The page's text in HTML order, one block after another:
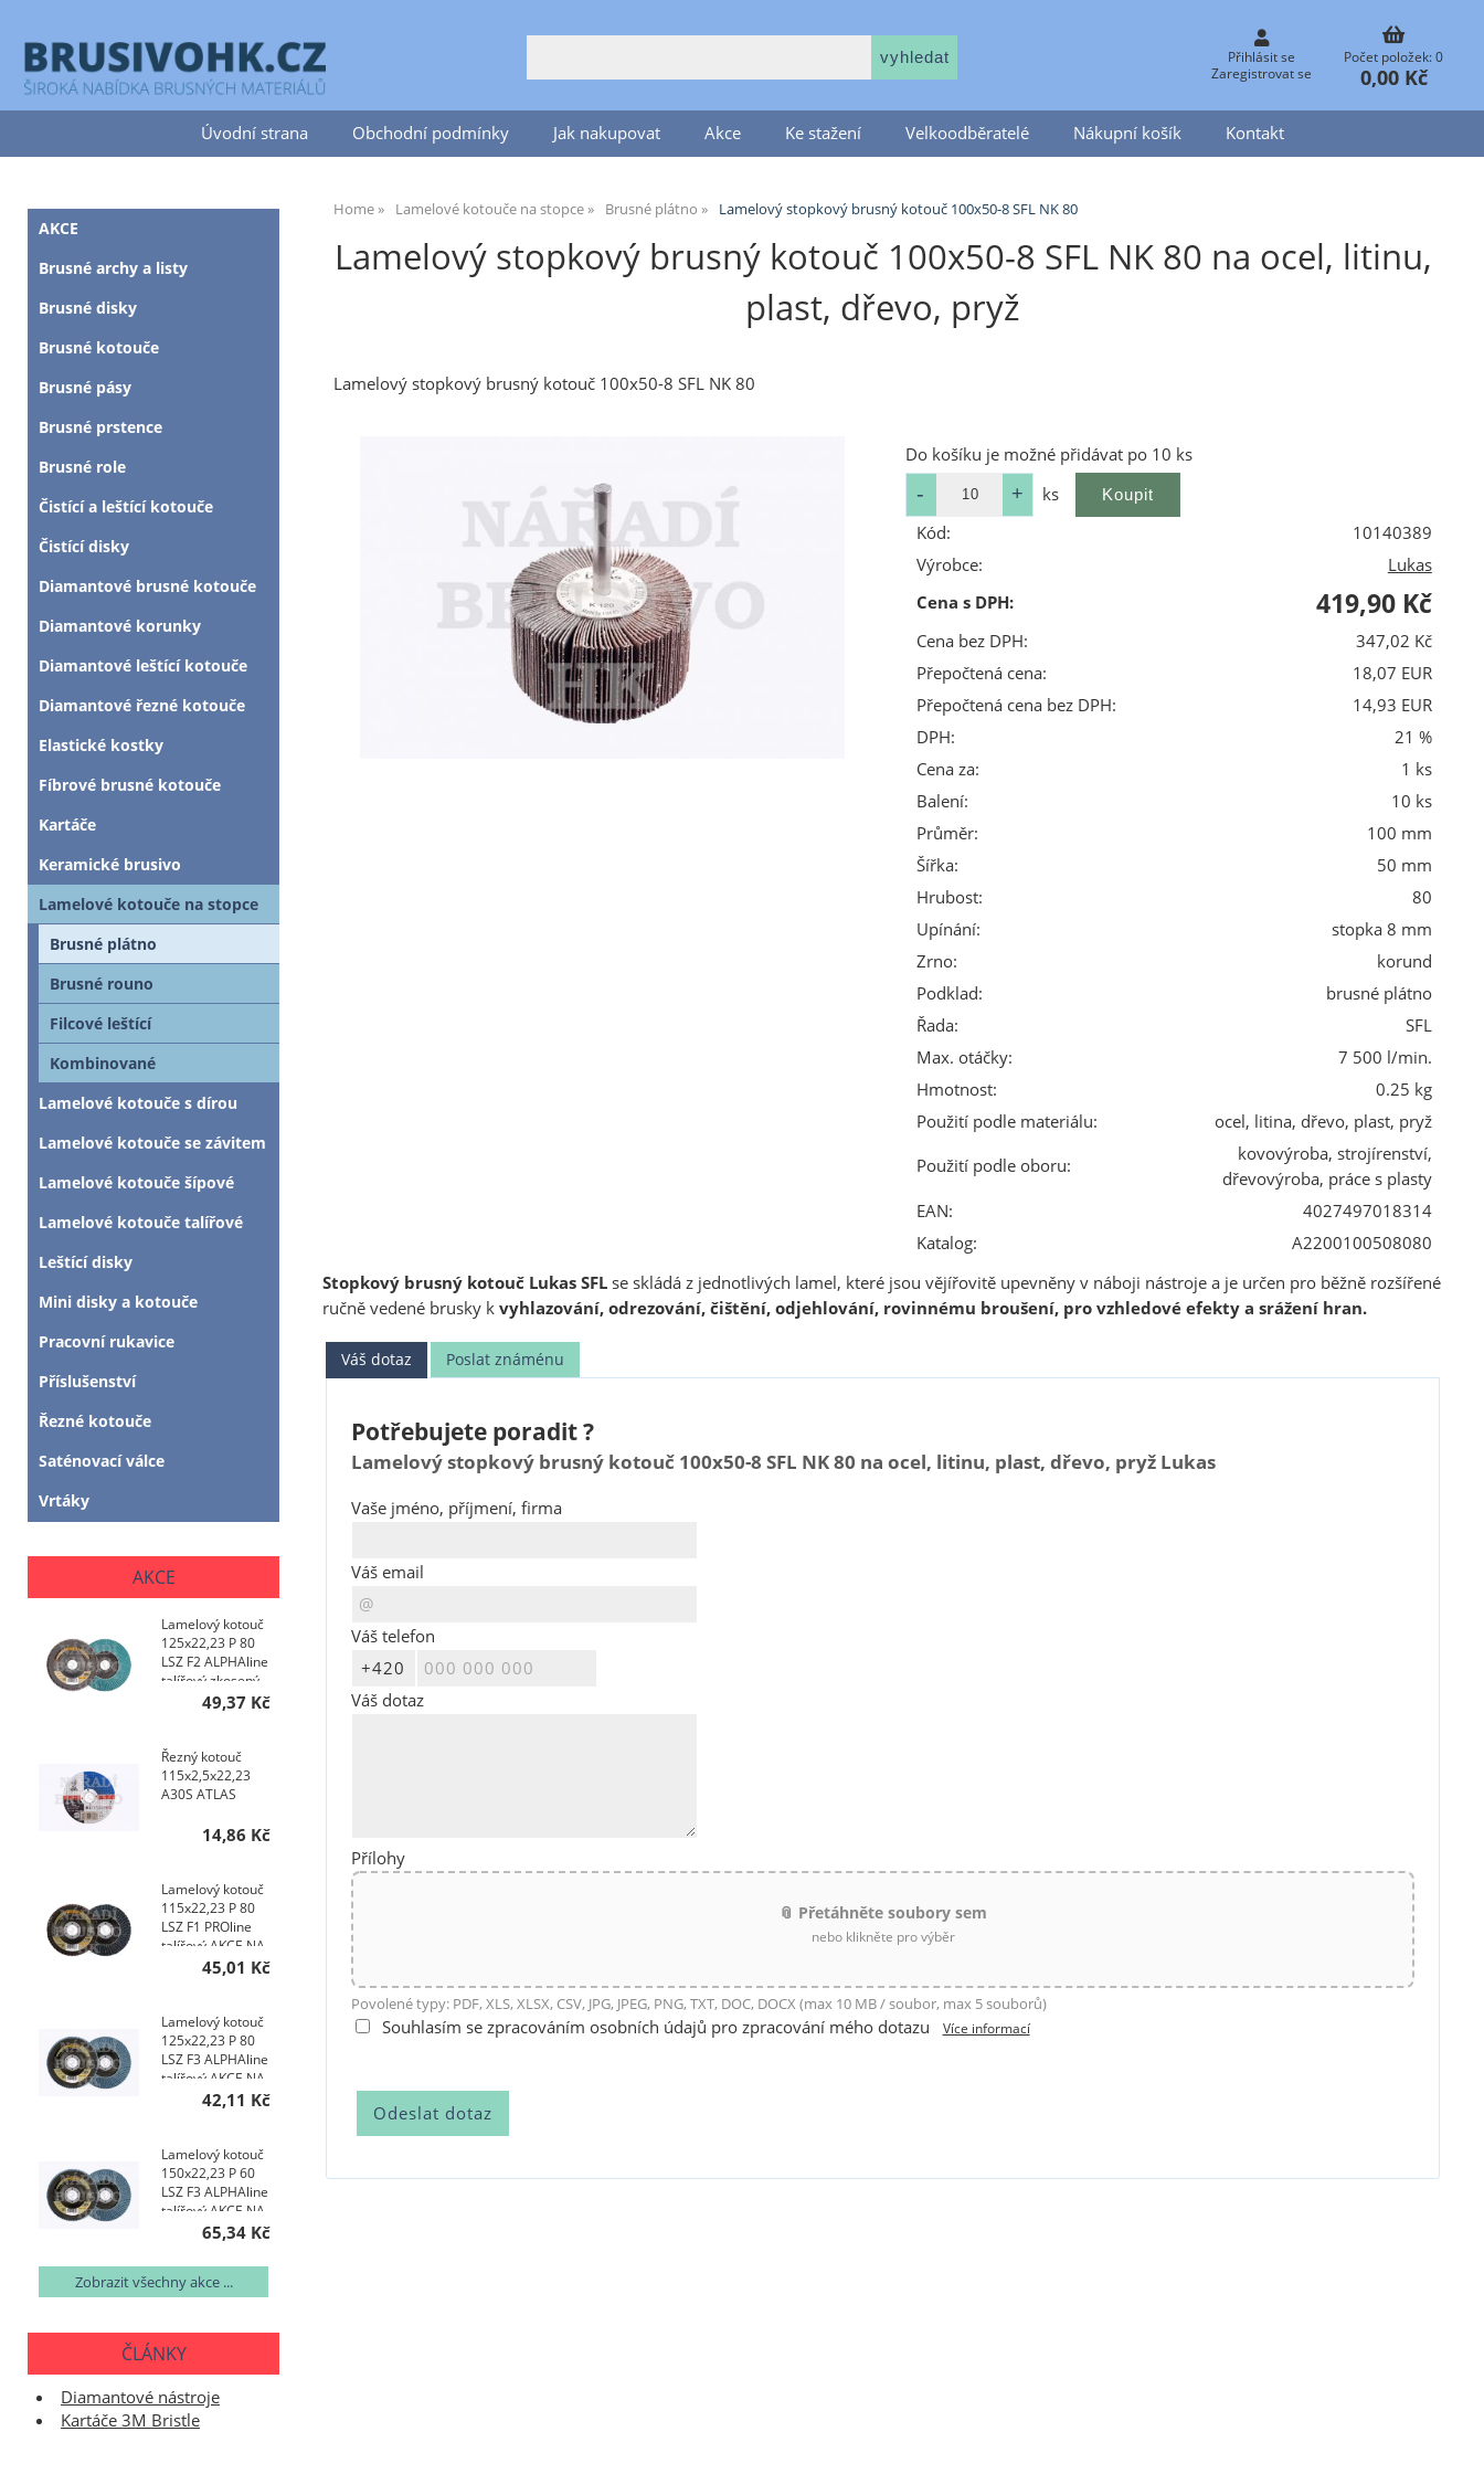
Přihlásit se
Zaregistrovat se
Počet položek: 0
0,00 Kč
Úvodní strana Obchodní podmínky Jak nakupovat Akce Ke stažení Velkoodběratelé Nákupní košík Kontakt
Home Lamelové kotouče na stopce Brusné plátno Lamelový stopkový brusný kotouč 100x50-8 SFL NK 80
Lamelový stopkový brusný kotouč 100x50-8 SFL NK 80 na ocel, litinu,
plast, dřevo, pryž
Lamelový stopkový brusný kotouč 100x50-8 SFL NK 80
Do košíku je možné přidávat po 10 ks
ks
Kód:
10140389
Výrobce:
Lukas
Cena s DPH:
419,90 Kč
Cena bez DPH:
347,02 Kč
Přepočtená cena:
18,07 EUR
Přepočtená cena bez DPH:
14,93 EUR
DPH:
21 %
Cena za:
1 ks
Balení:
10 ks
Průměr:
100 mm
Šířka:
50 mm
Hrubost:
80
Upínání:
stopka 8 mm
Zrno:
korund
Podklad:
brusné plátno
Řada:
SFL
Max. otáčky:
7 500 l/min.
Hmotnost:
0.25 kg
Použití podle materiálu:
ocel, litina, dřevo, plast, pryž
Použití podle oboru:
kovovýroba, strojírenství,
dřevovýroba, práce s plasty
EAN:
4027497018314
Katalog:
A2200100508080
Stopkový brusný kotouč Lukas SFLse skládá z jednotlivých lamel, které jsou vějířovitě upevněny v náboji nástroje a je určen pro běžně rozšířené
ručně vedené brusky kvyhlazování, odrezování, čištění, odjehlování, rovinnému broušení, pro vzhledové efekty a srážení hran.
Váš dotaz Poslat známénu
Potřebujete poradit ?
Lamelový stopkový brusný kotouč 100x50-8 SFL NK 80 na ocel, litinu, plast, dřevo, pryž Lukas
Vaše jméno, příjmení, firma
Váš email
Váš telefon
Váš dotaz
Přílohy
📎 Přetáhněte soubory sem
nebo klikněte pro výběr
Povolené typy: PDF, XLS, XLSX, CSV, JPG, JPEG, PNG, TXT, DOC, DOCX (max 10 MB / soubor, max 5 souborů)
Souhlasím se zpracováním osobních údajů pro zpracování mého dotazu Více informací
AKCE
Brusné archy a listy
Brusné disky
Brusné kotouče
Brusné pásy
Brusné prstence
Brusné role
Čistící a leštící kotouče
Čistící disky
Diamantové brusné kotouče
Diamantové korunky
Diamantové leštící kotouče
Diamantové řezné kotouče
Elastické kostky
Fíbrové brusné kotouče
Kartáče
Keramické brusivo
Lamelové kotouče na stopce
Brusné plátno
Brusné rouno
Filcové leštící
Kombinované
Lamelové kotouče s dírou
Lamelové kotouče se závitem
Lamelové kotouče šípové
Lamelové kotouče talířové
Leštící disky
Mini disky a kotouče
Pracovní rukavice
Příslušenství
Řezné kotouče
Saténovací válce
Vrtáky
AKCE
Lamelový kotouč
125x22,23 P 80
LSZ F2 ALPHAline
talířový zkosený
AKCE NA 200 KS
49,37 Kč
Řezný kotouč
115x2,5x22,23
A30S ATLAS
14,86 Kč
Lamelový kotouč
115x22,23 P 80
LSZ F1 PROline
talířový AKCE NA
200 KS45,01 Kč
Lamelový kotouč
125x22,23 P 80
LSZ F3 ALPHAline
talířový AKCE NA
200 KS42,11 Kč
Lamelový kotouč
150x22,23 P 60
LSZ F3 ALPHAline
talířový AKCE NA
400 KS65,34 Kč
Zobrazit všechny akce ...
ČLÁNKY
Diamantové nástroje
Kartáče 3M Bristle